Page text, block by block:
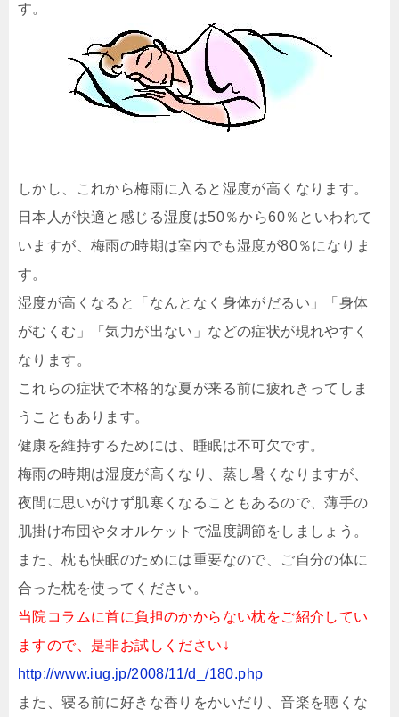
す。
しかし、これから梅雨に入ると湿度が高くなります。
日本人が快適と感じる湿度は50％から60％といわれて
いますが、梅雨の時期は室内でも湿度が80％になりま
す。
湿度が高くなると「なんとなく身体がだるい」「身体
がむくむ」「気力が出ない」などの症状が現れやすく
なります。
これらの症状で本格的な夏が来る前に疲れきってしま
うこともあります。
健康を維持するためには、睡眠は不可欠です。
梅雨の時期は湿度が高くなり、蒸し暑くなりますが、
夜間に思いがけず肌寒くなることもあるので、薄手の
肌掛け布団やタオルケットで温度調節をしましょう。
また、枕も快眠のためには重要なので、ご自分の体に
合った枕を使ってください。
当院コラムに首に負担のかからない枕をご紹介してい
ますので、 是非お試しください↓
http://www.iug.jp/2008/11/d_/180.php
また、寝る前に好きな香りをかいだり、音楽を聴くな